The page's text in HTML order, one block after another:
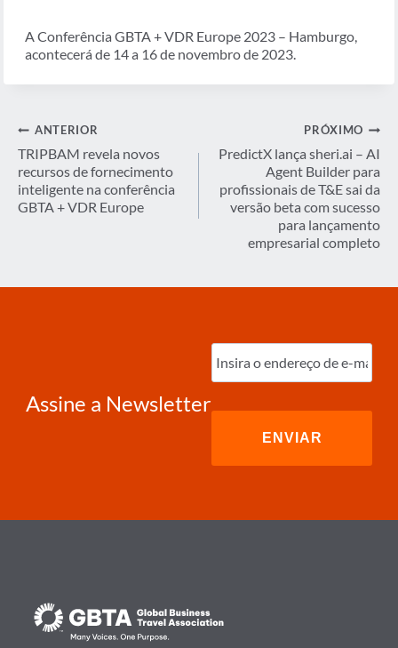
A Conferência GBTA + VDR Europe 2023 – Hamburgo,
acontecerá de 14 a 16 de novembro de 2023.
Navegação
de
Post
ANTERIOR
TRIPBAM revela novos
recursos de fornecimento
inteligente na conferência
GBTA + VDR Europe
PRÓXIMO
PredictX lança sheri.ai – AI
Agent Builder para
profissionais de T&E sai da
versão beta com sucesso
para lançamento
empresarial completo
Assine a Newsletter
Digite
o
e-